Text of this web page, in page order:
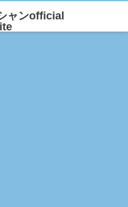
ャンofficial